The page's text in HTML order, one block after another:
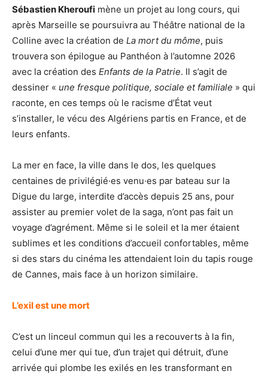
Sébastien Kheroufi mène un projet au long cours, qui
après Marseille se poursuivra au Théâtre national de la
Colline avec la création de La mort du môme, puis
trouvera son épilogue au Panthéon à l’automne 2026
avec la création des Enfants de la Patrie. Il s’agit de
dessiner « une fresque politique, sociale et familiale » qui
raconte, en ces temps où le racisme d’État veut
s’installer, le vécu des Algériens partis en France, et de
leurs enfants.
La mer en face, la ville dans le dos, les quelques
centaines de privilégié·es venu·es par bateau sur la
Digue du large, interdite d’accès depuis 25 ans, pour
assister au premier volet de la saga, n’ont pas fait un
voyage d’agrément. Même si le soleil et la mer étaient
sublimes et les conditions d’accueil confortables, même
si des stars du cinéma les attendaient loin du tapis rouge
de Cannes, mais face à un horizon similaire.
L’exil est une mort
C’est un linceul commun qui les a recouverts à la fin,
celui d’une mer qui tue, d’un trajet qui détruit, d’une
arrivée qui plombe les exilés en les transformant en